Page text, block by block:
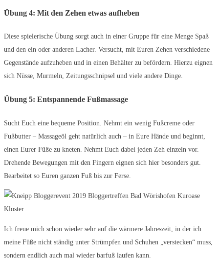
Übung 4: Mit den Zehen etwas aufheben
Diese spielerische Übung sorgt auch in einer Gruppe für eine Menge Spaß
und den ein oder anderen Lacher. Versucht, mit Euren Zehen verschiedene
Gegenstände aufzuheben und in einen Behälter zu befördern. Hierzu eignen
sich Nüsse, Murmeln, Zeitungsschnipsel und viele andere Dinge.
Übung 5: Entspannende Fußmassage
Sucht Euch eine bequeme Position. Nehmt ein wenig Fußcreme oder
Fußbutter – Massageöl geht natürlich auch – in Eure Hände und beginnt,
einen Eurer Füße zu kneten. Nehmt Euch dabei jeden Zeh einzeln vor.
Drehende Bewegungen mit den Fingern eignen sich hier besonders gut.
Bearbeitet so Euren ganzen Fuß bis zur Ferse.
Ich freue mich schon wieder sehr auf die wärmere Jahreszeit, in der ich
meine Füße nicht ständig unter Strümpfen und Schuhen „verstecken“ muss,
sondern endlich auch mal wieder barfuß laufen kann.